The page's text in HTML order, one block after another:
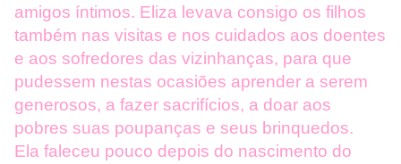
amigos íntimos. Eliza levava consigo os filhos
também nas visitas e nos cuidados aos doentes
e aos sofredores das vizinhanças, para que
pudessem nestas ocasiões aprender a serem
generosos, a fazer sacrifícios, a doar aos
pobres suas poupanças e seus brinquedos.
Ela faleceu pouco depois do nascimento do